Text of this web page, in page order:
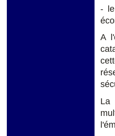
-
A
La